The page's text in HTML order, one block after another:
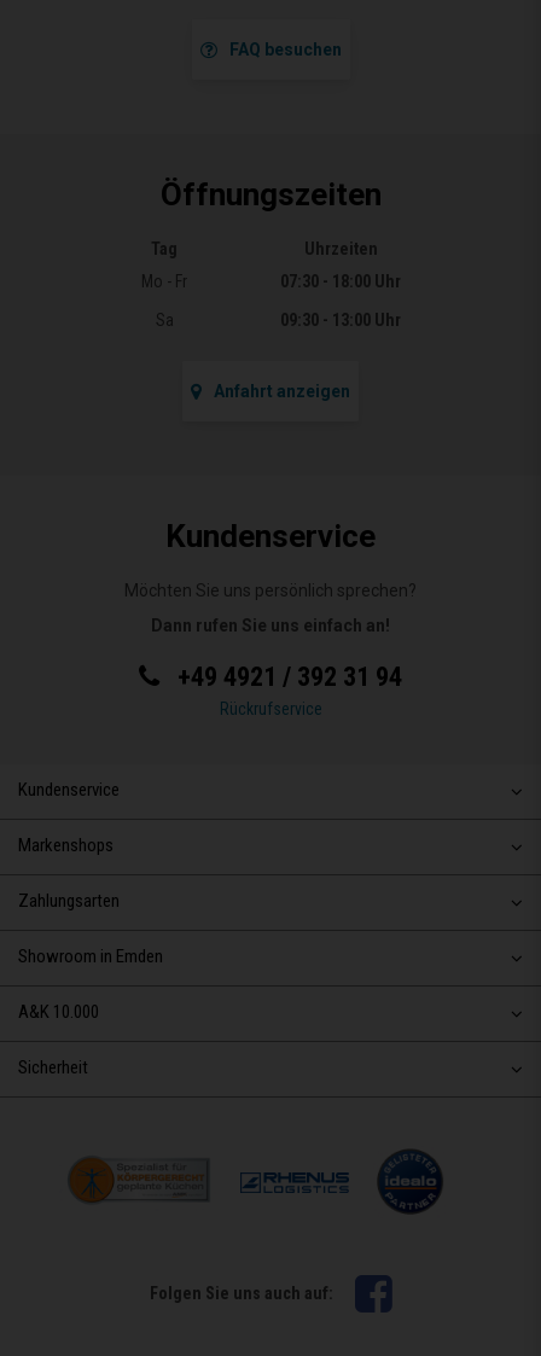
FAQ besuchen
Öffnungszeiten
Öffnungszeiten
Tag
Uhrzeiten
Mo - Fr
07:30 - 18:00 Uhr
Sa
09:30 - 13:00 Uhr
Anfahrt anzeigen
Kundenservice
Möchten Sie uns persönlich sprechen?
Dann rufen Sie uns einfach an!
+49 4921 / 392 31 94
Rückrufservice
Kundenservice
Markenshops
Zahlungsarten
Showroom in Emden
A&K 10.000
Sicherheit
Folgen Sie uns auch auf: